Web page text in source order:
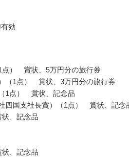
効
点） 賞状、5万円分の旅行券
（1点） 賞状、3万円分の旅行券
1点） 賞状、記念品
四国支社長賞）（1点） 賞状、記念
、記念品
、記念品